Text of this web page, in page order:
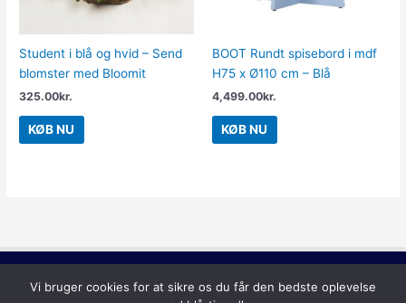
Student i blå og hvid – Send
blomster med Bloomit
325.00kr.
KØB NU
BOOT Rundt spisebord i mdf
H75 x Ø110 cm – Blå
4,499.00kr.
KØB NU
Copyright © 2026
Blå Ting
Vi bruger cookies for at sikre os du får den bedste oplevelse